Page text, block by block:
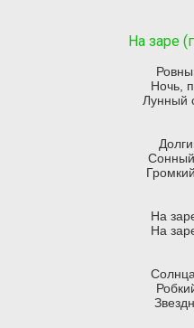
На заре
Ночь,
Лунный
На
На